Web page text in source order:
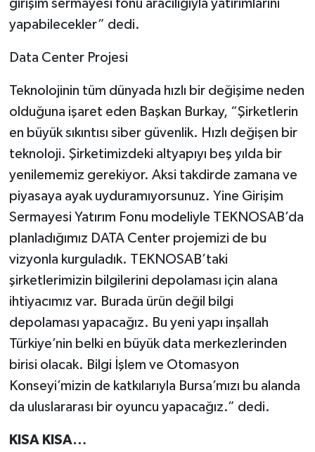
girişim sermayesi fonu aracılığıyla yatırımlarını
yapabilecekler” dedi.
Data Center Projesi
Teknolojinin tüm dünyada hızlı bir değişime neden
olduğuna işaret eden Başkan Burkay, “Şirketlerin
en büyük sıkıntısı siber güvenlik. Hızlı değişen bir
teknoloji. Şirketimizdeki altyapıyı beş yılda bir
yenilememiz gerekiyor. Aksi takdirde zamana ve
piyasaya ayak uyduramıyorsunuz. Yine Girişim
Sermayesi Yatırım Fonu modeliyle TEKNOSAB’da
planladığımız DATA Center projemizi de bu
vizyonla kurguladık. TEKNOSAB’taki
şirketlerimizin bilgilerini depolaması için alana
ihtiyacımız var. Burada ürün değil bilgi
depolaması yapacağız. Bu yeni yapı inşallah
Türkiye’nin belki en büyük data merkezlerinden
birisi olacak. Bilgi İşlem ve Otomasyon
Konseyi’mizin de katkılarıyla Bursa’mızı bu alanda
da uluslararası bir oyuncu yapacağız.” dedi.
KISA KISA…